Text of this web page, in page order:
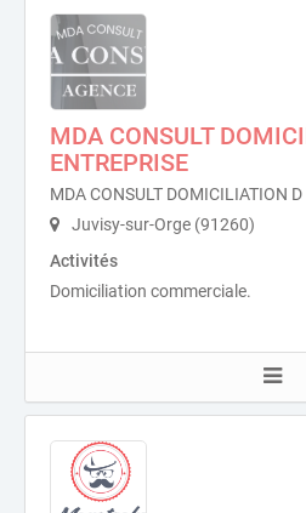
MDA CONSULT
ENTREPRISE
MDA CONSULT DOMICILIATION D
Juvisy-sur-Orge (91260)
Activités
Domiciliation commerciale.